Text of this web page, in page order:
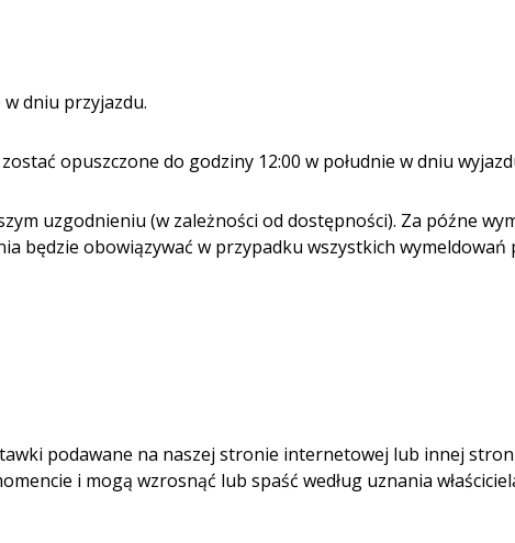
dniu przyjazdu.
opuszczone do godziny 12:00 w południe w dniu
uzgodnieniu (w zależności od dostępności). Za późne
będzie obowiązywać w przypadku wszystkich wymeldowań
podawane na naszej stronie internetowej lub innej
i mogą wzrosnąć lub spaść według uznania